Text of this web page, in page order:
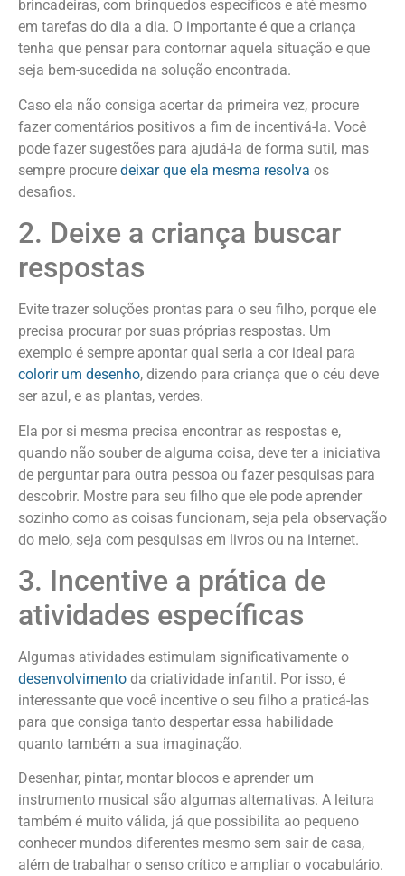
brincadeiras, com brinquedos específicos e até mesmo
em tarefas do dia a dia. O importante é que a criança
tenha que pensar para contornar aquela situação e que
seja bem-sucedida na solução encontrada.
Caso ela não consiga acertar da primeira vez, procure
fazer comentários positivos a fim de incentivá-la. Você
pode fazer sugestões para ajudá-la de forma sutil, mas
sempre procure deixar que ela mesma resolva os
desafios.
2. Deixe a criança buscar
respostas
Evite trazer soluções prontas para o seu filho, porque ele
precisa procurar por suas próprias respostas. Um
exemplo é sempre apontar qual seria a cor ideal para
colorir um desenho, dizendo para criança que o céu deve
ser azul, e as plantas, verdes.
Ela por si mesma precisa encontrar as respostas e,
quando não souber de alguma coisa, deve ter a iniciativa
de perguntar para outra pessoa ou fazer pesquisas para
descobrir. Mostre para seu filho que ele pode aprender
sozinho como as coisas funcionam, seja pela observação
do meio, seja com pesquisas em livros ou na internet.
3. Incentive a prática de
atividades específicas
Algumas atividades estimulam significativamente o
desenvolvimento da criatividade infantil. Por isso, é
interessante que você incentive o seu filho a praticá-las
para que consiga tanto despertar essa habilidade
quanto também a sua imaginação.
Desenhar, pintar, montar blocos e aprender um
instrumento musical são algumas alternativas. A leitura
também é muito válida, já que possibilita ao pequeno
conhecer mundos diferentes mesmo sem sair de casa,
além de trabalhar o senso crítico e ampliar o vocabulário.